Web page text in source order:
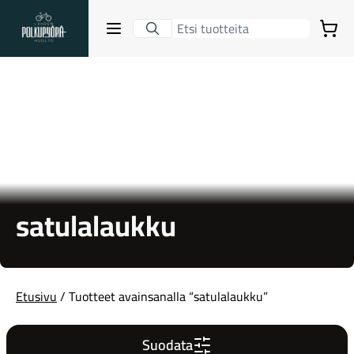
Lahden Polkupyörähuolto - etusivulle
Avaa sulje valikko
Gravel-pyörät
Ostoskori
satulalaukku
Etusivu/ Tuotteet avainsanalla “satulalaukku”
Suodata